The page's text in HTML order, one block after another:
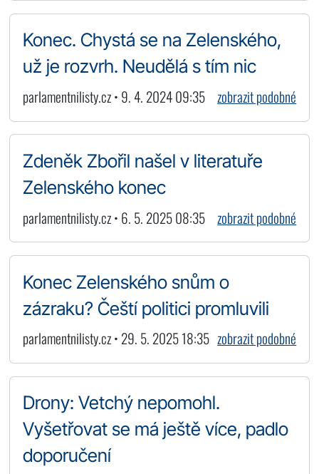
Konec. Chystá se na Zelenského,
už je rozvrh. Neudělá s tím nic
parlamentnilisty.cz • 9. 4. 2024 09:35 zobrazit podobné
Zdeněk Zbořil našel v literatuře
Zelenského konec
parlamentnilisty.cz • 6. 5. 2025 08:35 zobrazit podobné
Konec Zelenského snům o
zázraku? Čeští politici promluvili
parlamentnilisty.cz • 29. 5. 2025 18:35 zobrazit podobné
Drony: Vetchý nepomohl.
Vyšetřovat se má ještě více, padlo
doporučení